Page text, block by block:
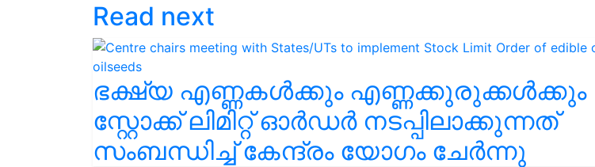
Read next
ഭക്ഷ്യ എണ്ണകൾക്കും എണ്ണക്കുരുക്കൾക്കും
സ്റ്റോക്ക് ലിമിറ്റ് ഓർഡർ നടപ്പിലാക്കുന്നത്
സംബന്ധിച്ച് കേന്ദ്രം യോഗം ചേർന്നു